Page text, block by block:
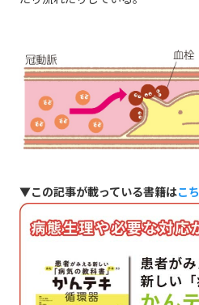
▼この記事が載っている書籍はこ